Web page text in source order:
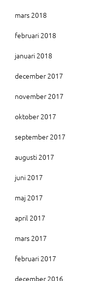
mars 2018
februari 2018
januari 2018
december 2017
november 2017
oktober 2017
september 2017
augusti 2017
juni 2017
maj 2017
april 2017
mars 2017
februari 2017
december 2016